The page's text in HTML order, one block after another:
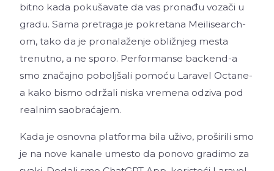
bitno kada pokušavate da vas pronađu vozači u
gradu. Sama pretraga je pokretana Meilisearch-
om, tako da je pronalaženje obližnjeg mesta
trenutno, a ne sporo. Performanse backend-a
smo značajno poboljšali pomoću Laravel Octane-
a kako bismo održali niska vremena odziva pod
realnim saobraćajem.
Kada je osnovna platforma bila uživo, proširili smo
je na nove kanale umesto da ponovo gradimo za